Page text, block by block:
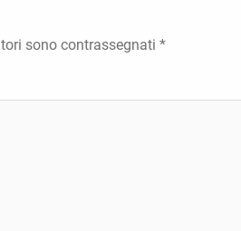
sono contrassegnati *